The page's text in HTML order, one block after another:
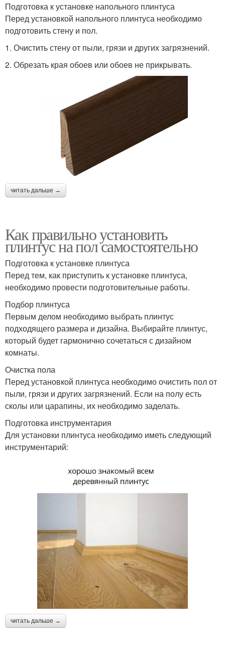
Подготовка к установке напольного плинтуса
Перед установкой напольного плинтуса необходимо
подготовить стену и пол.
1. Очистить стену от пыли, грязи и других загрязнений.
2. Обрезать края обоев или обоев не прикрывать.
читать дальше →
Как правильно установить
плинтус на пол самостоятельно
Подготовка к установке плинтуса
Перед тем, как приступить к установке плинтуса,
необходимо провести подготовительные работы.
Подбор плинтуса
Первым делом необходимо выбрать плинтус
подходящего размера и дизайна. Выбирайте плинтус,
который будет гармонично сочетаться с дизайном
комнаты.
Очистка пола
Перед установкой плинтуса необходимо очистить пол от
пыли, грязи и других загрязнений. Если на полу есть
сколы или царапины, их необходимо заделать.
Подготовка инструментария
Для установки плинтуса необходимо иметь следующий
инструментарий:
читать дальше →